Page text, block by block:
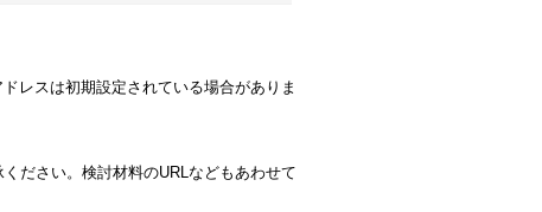
レスは初期設定されている場合がありま
ださい。検討材料のURLなどもあわせて